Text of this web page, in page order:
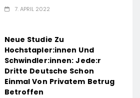
7. APRIL 2022
Neue Studie Zu
Hochstapler:innen Und
Schwindler:innen: Jede:r
Dritte Deutsche Schon
Einmal Von Privatem Betrug
Betroffen